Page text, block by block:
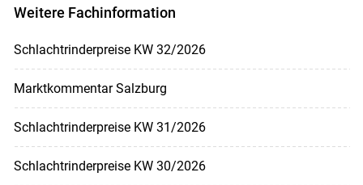
Weitere Fachinformation
Schlachtrinderpreise KW 32/2026
Marktkommentar Salzburg
Schlachtrinderpreise KW 31/2026
Schlachtrinderpreise KW 30/2026